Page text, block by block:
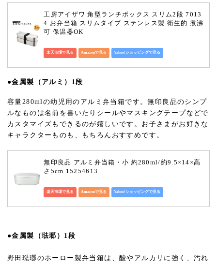
工房アイザワ 角型ランチボックス スリム2段 7013
4 お弁当箱 スリムタイプ ステンレス製 衛生的 煮沸
可 保温器OK
楽天市場で見る Amazonで見る Yahoo!ショッピングで見る
●金属製（アルミ）1段
容量280mlの幼児用のアルミ弁当箱です。無印良品のシンプ
ルなものは名前を書いたりシールやマスキングテープなどで
カスタマイズもできるのが嬉しいです。お子さまがお好きな
キャラクターものも、もちろんおすすめです。
無印良品 アルミ弁当箱・小 約280ml/約9.5×14×高
さ5cm 15254613
楽天市場で見る Amazonで見る Yahoo!ショッピングで見る
●金属製（琺瑯）1段
野田琺瑯のホーロー製弁当箱は、酸やアルカリに強く、汚れ